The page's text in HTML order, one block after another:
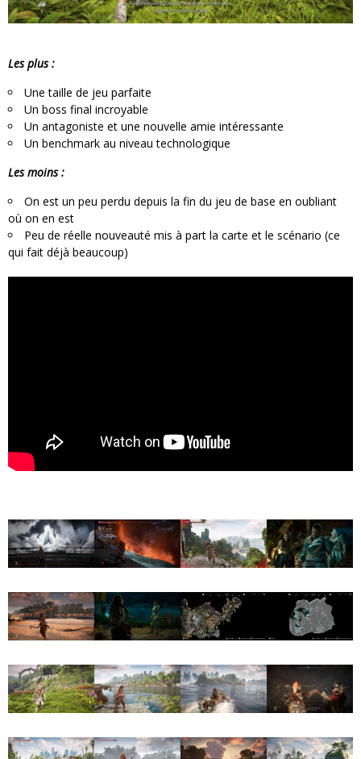
Les plus :
Une taille de jeu parfaite
Un boss final incroyable
Un antagoniste et une nouvelle amie intéressante
Un benchmark au niveau technologique
Les moins :
On est un peu perdu depuis la fin du jeu de base en oubliant
où on en est
Peu de réelle nouveauté mis à part la carte et le scénario (ce
qui fait déjà beaucoup)